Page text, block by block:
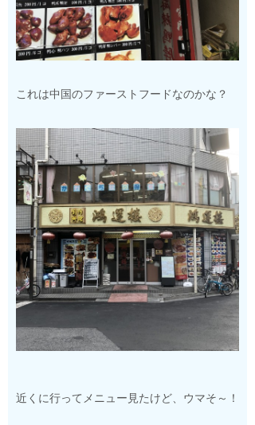
これは中国のファーストフードなのかな？
近くに行ってメニュー見たけど、ウマそ～！